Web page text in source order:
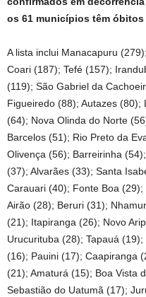
os 61 municípios têm
A lista inclui Manacapuru
Coari (187); Tefé (157);
(119); São Gabriel da
Figueiredo (88); Autazes
(64); Nova Olinda do Norte
Barcelos (51); Rio Preto da
Olivença (56); Barreirinha
(37); Alvarães (33); Santa
Carauari (40); Fonte Boa
Airão (28); Beruri (31);
(21); Itapiranga (26); Novo
Urucurituba (28); Tapauá
(16); Pauini (17); Caapiranga
(21); Amaturá (15); Boa Vista
Sebastião do Uatumã (17);